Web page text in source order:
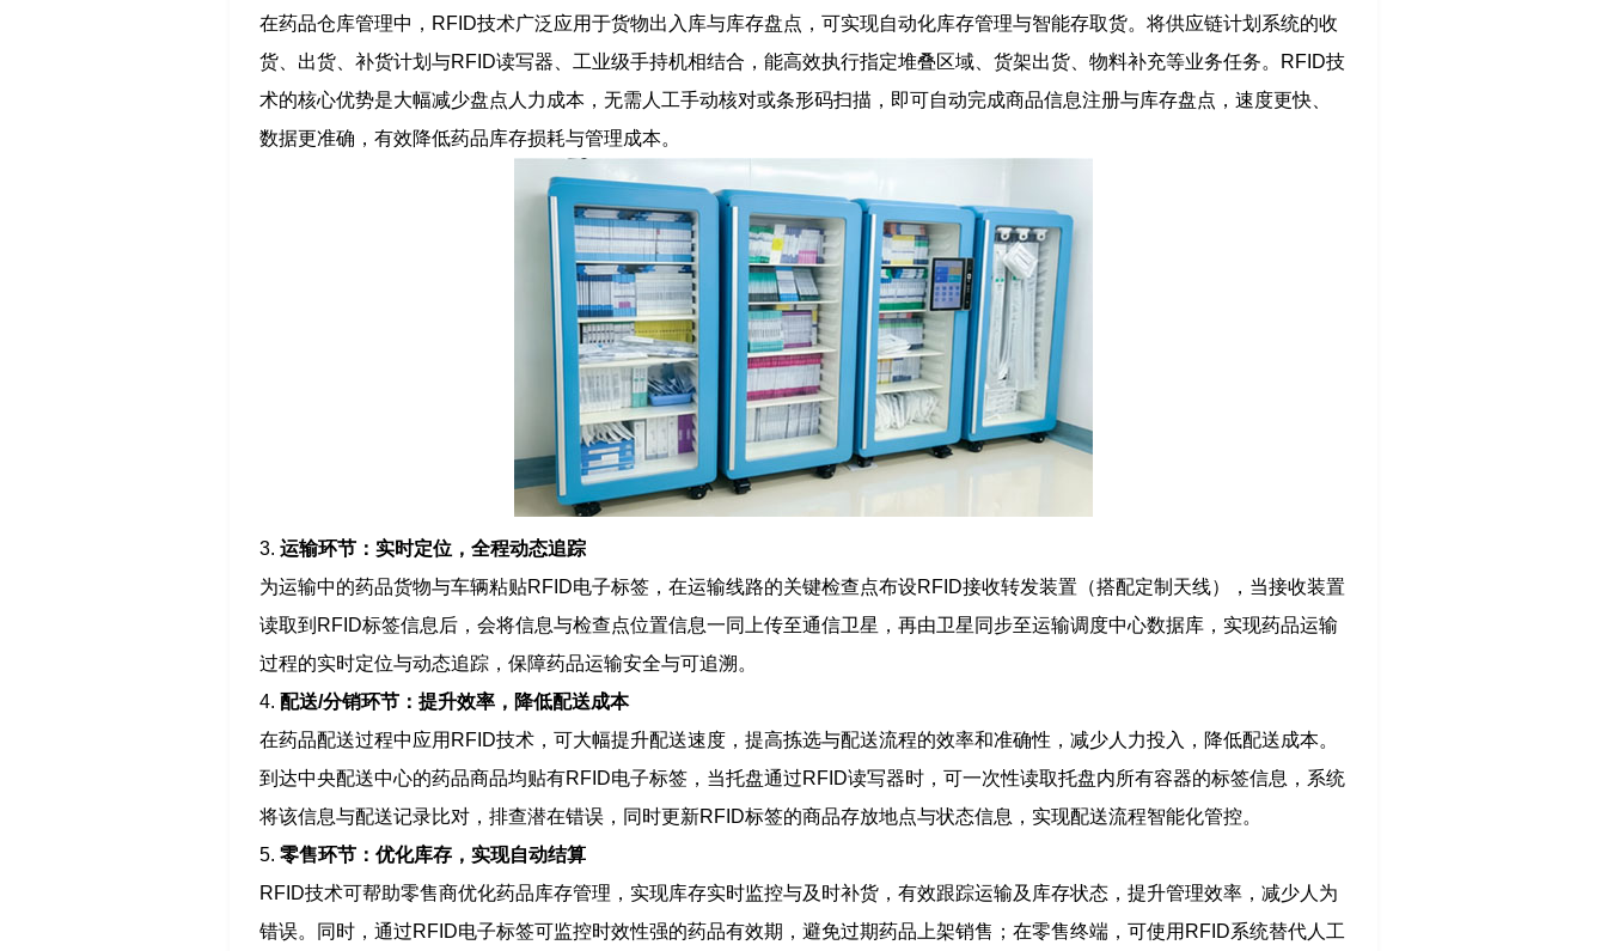
在药品仓库管理中，RFID技术广泛应用于货物出入库与库存盘点，可实现自动化库存管理与智能存取货。将供应链计划系统的收
货、出货、补货计划与RFID读写器、工业级手持机相结合，能高效执行指定堆叠区域、货架出货、物料补充等业务任务。RFID技
术的核心优势是大幅减少盘点人力成本，无需人工手动核对或条形码扫描，即可自动完成商品信息注册与库存盘点，速度更快、
数据更准确，有效降低药品库存损耗与管理成本。
3. 运输环节：实时定位，全程动态追踪
为运输中的药品货物与车辆粘贴RFID电子标签，在运输线路的关键检查点布设RFID接收转发装置（搭配定制天线），当接收装置
读取到RFID标签信息后，会将信息与检查点位置信息一同上传至通信卫星，再由卫星同步至运输调度中心数据库，实现药品运输
过程的实时定位与动态追踪，保障药品运输安全与可追溯。
4. 配送/分销环节：提升效率，降低配送成本
在药品配送过程中应用RFID技术，可大幅提升配送速度，提高拣选与配送流程的效率和准确性，减少人力投入，降低配送成本。
到达中央配送中心的药品商品均贴有RFID电子标签，当托盘通过RFID读写器时，可一次性读取托盘内所有容器的标签信息，系统
将该信息与配送记录比对，排查潜在错误，同时更新RFID标签的商品存放地点与状态信息，实现配送流程智能化管控。
5. 零售环节：优化库存，实现自动结算
RFID技术可帮助零售商优化药品库存管理，实现库存实时监控与及时补货，有效跟踪运输及库存状态，提升管理效率，减少人为
错误。同时，通过RFID电子标签可监控时效性强的药品有效期，避免过期药品上架销售；在零售终端，可使用RFID系统替代人工